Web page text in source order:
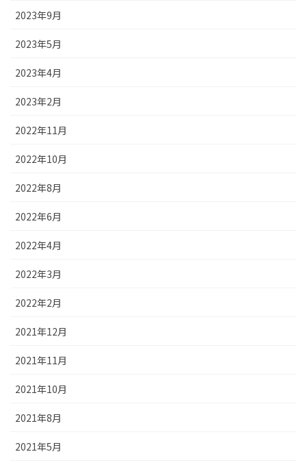
2023年9月
2023年5月
2023年4月
2023年2月
2022年11月
2022年10月
2022年8月
2022年6月
2022年4月
2022年3月
2022年2月
2021年12月
2021年11月
2021年10月
2021年8月
2021年5月